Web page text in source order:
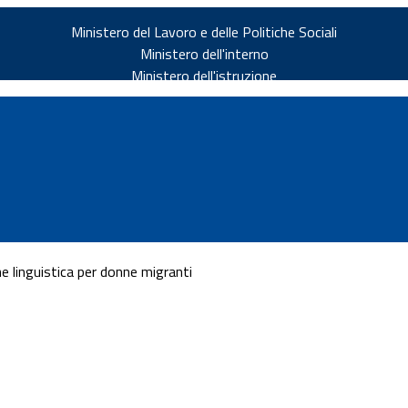
Ministero del Lavoro e delle Politiche Sociali
Ministero dell'interno
Ministero dell'istruzione
linguistica per donne migranti